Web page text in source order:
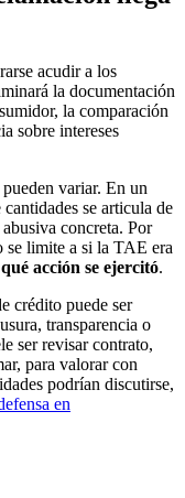
acudir a los
la documentación
la comparación
sobre intereses
variar. En un
se articula de
concreta. Por
se limite a si la TAE era
acción se ejercitó.
crédito puede ser
transparencia o
ser revisar contrato,
para valorar con
podrían discutirse,
en